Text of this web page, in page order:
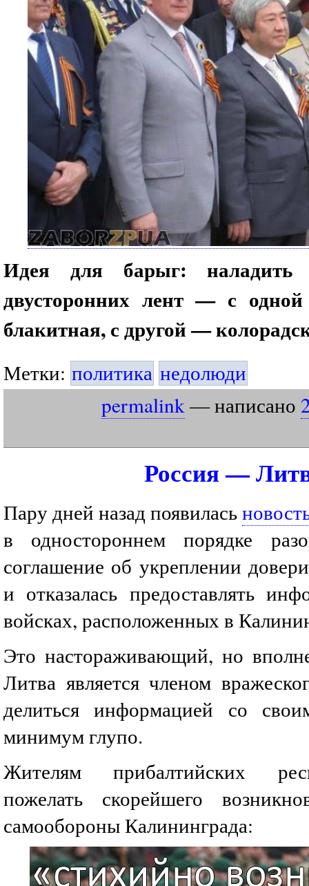
Идея для барыг: наладить
двусторонних лент — с
блакитная, с другой —
Метки: политика недолюди
permalink— написано
Россия —
Пару дней назад появилась
в одностороннем порядке
соглашение об укреплении
и отказалась предоставлять
войсках, расположенных в
Это настораживающий, но
Литва является членом
делиться информацией со
минимум глупо.
Жителям прибалтийских
пожелать скорейшего
самообороны Калининграда: